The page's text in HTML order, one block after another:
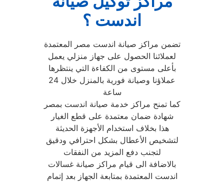
اندست ؟
تضمن مراكز صيانة اندست مصر المعتمدة
لعملائنا الحصول على جهاز منزلي يعمل
بأعلى مستوى من الكفاءة التي ينتظرها
عملاؤنا وصيانة فورية بالمنزل خلال 24
ساعة
كما تمنح مراكز خدمة صيانة اندست بمصر
شهادة ضمان معتمدة على قطع الغيار
هذا بخلاف استخدام الأجهزة الحديثة
لتشخيص الأعطال بشكل احترافي ودقيق
لتجنب دفع المزيد من النفقات
بالاضافة الى قيام مراكز صيانة غسالات
اندست المعتمدة بمتابعة الجهاز بعد إتمام